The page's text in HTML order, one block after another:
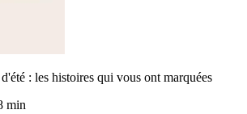
: les histoires qui vous ont marquées
min